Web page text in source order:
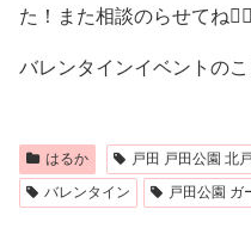
た！また相談のらせてね🙂‍↕️
バレンタインイベントの
はるか
戸田 戸田公園 北
バレンタイン
戸田公園 ガ